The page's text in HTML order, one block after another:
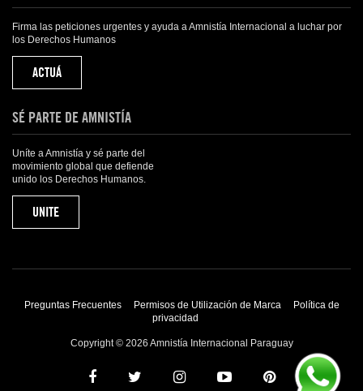
Firma las peticiones urgentes y ayuda a Amnistía Internacional a luchar por
los Derechos Humanos
ACTUÁ
SÉ PARTE DE AMNISTÍA
Uníte a Amnistía y sé parte del
movimiento global que defiende
unido los Derechos Humanos.
UNITE
Preguntas Frecuentes Permisos de Utilización de Marca
Política de
privacidad
Copyright © 2026 Amnistía Internacional Paraguay